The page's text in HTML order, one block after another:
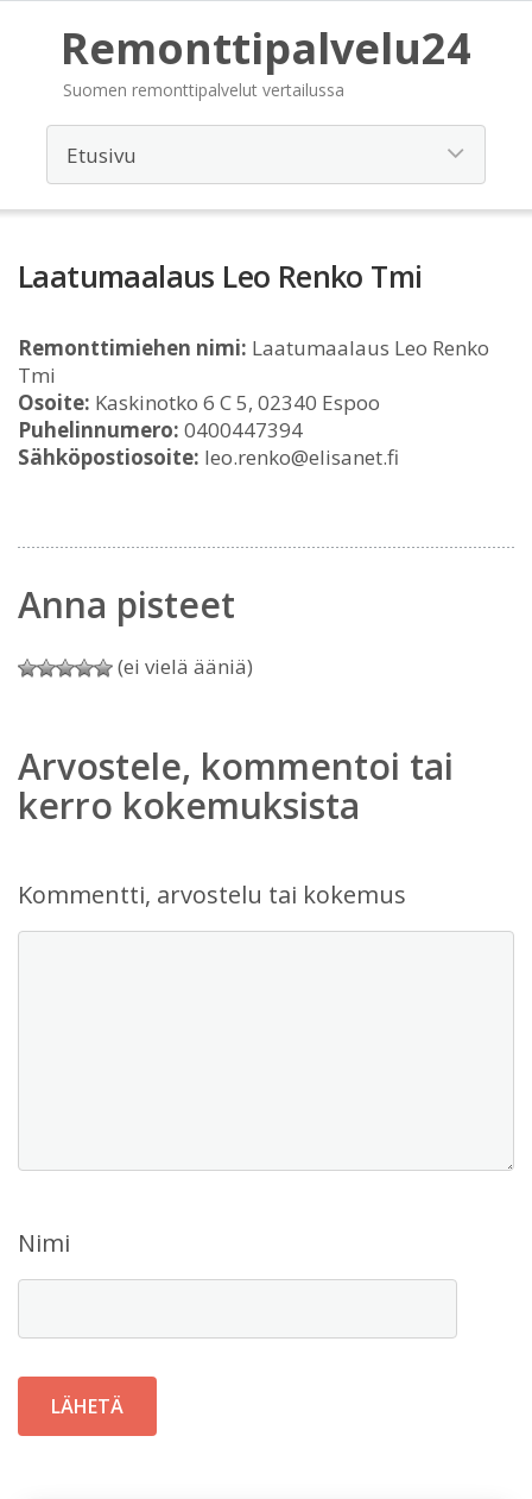
Remonttipalvelu24
Suomen remonttipalvelut vertailussa
Laatumaalaus Leo Renko Tmi
Remonttimiehen nimi: Laatumaalaus Leo Renko
Tmi
Osoite: Kaskinotko 6 C 5, 02340 Espoo
Puhelinnumero: 0400447394
Sähköpostiosoite: leo.renko@elisanet.fi
Anna pisteet
(ei vielä ääniä)
Arvostele, kommentoi tai
kerro kokemuksista
Kommentti, arvostelu tai kokemus
Nimi